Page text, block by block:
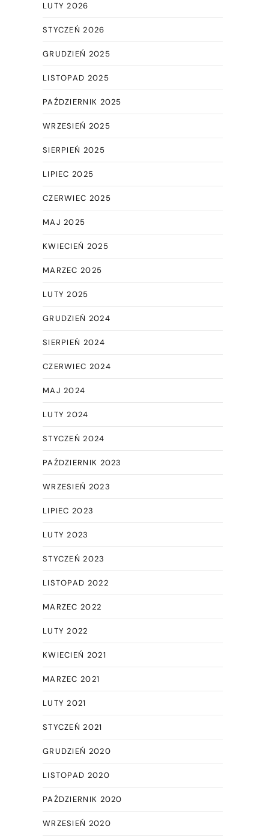
LUTY 2026
STYCZEŃ 2026
GRUDZIEŃ 2025
LISTOPAD 2025
PAŹDZIERNIK 2025
WRZESIEŃ 2025
SIERPIEŃ 2025
LIPIEC 2025
CZERWIEC 2025
MAJ 2025
KWIECIEŃ 2025
MARZEC 2025
LUTY 2025
GRUDZIEŃ 2024
SIERPIEŃ 2024
CZERWIEC 2024
MAJ 2024
LUTY 2024
STYCZEŃ 2024
PAŹDZIERNIK 2023
WRZESIEŃ 2023
LIPIEC 2023
LUTY 2023
STYCZEŃ 2023
LISTOPAD 2022
MARZEC 2022
LUTY 2022
KWIECIEŃ 2021
MARZEC 2021
LUTY 2021
STYCZEŃ 2021
GRUDZIEŃ 2020
LISTOPAD 2020
PAŹDZIERNIK 2020
WRZESIEŃ 2020